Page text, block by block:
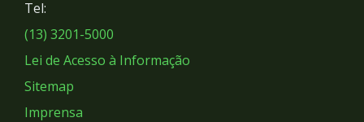
Sociais
Tel:
(13) 3201-5000
Lei de Acesso à Informação
Sitemap
Imprensa